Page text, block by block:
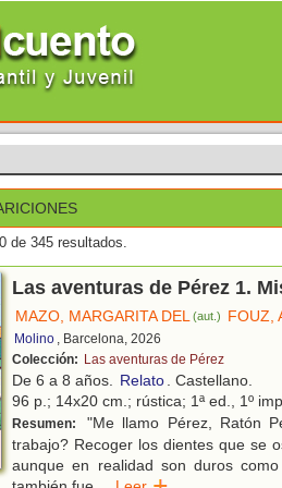
de 345 resultados.
Las aventuras de Pérez 1.
MAZO, MARGARITA DEL(aut.) FOUZ,
Molino , Barcelona, 2026
Colección: Las aventuras de Pérez
De 6 a 8 años. Relato. Castellano.
96 p.; 14x20 cm.; rústica; 1ª ed., 1º
Resumen:
"Me llamo Pérez, Ratón
trabajo? Recoger los dientes que se
aunque en realidad son duros